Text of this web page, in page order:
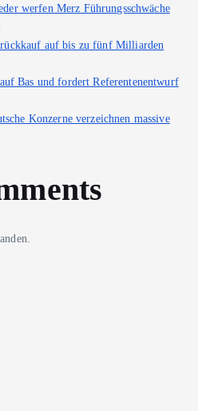
werfen Merz Führungsschwäche
auf bis zu fünf Milliarden
Bas und fordert Referentenentwurf
Konzerne verzeichnen massive